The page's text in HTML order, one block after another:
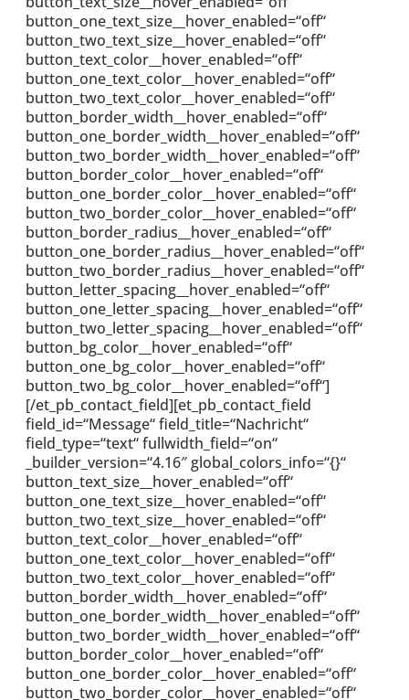
button_one_text_size__hover_enabled=“off“
button_two_text_size__hover_enabled=“off“
button_text_color__hover_enabled=“off“
button_one_text_color__hover_enabled=“off“
button_two_text_color__hover_enabled=“off“
button_border_width__hover_enabled=“off“
button_one_border_width__hover_enabled=“off“
button_two_border_width__hover_enabled=“off“
button_border_color__hover_enabled=“off“
button_one_border_color__hover_enabled=“off“
button_two_border_color__hover_enabled=“off“
button_border_radius__hover_enabled=“off“
button_one_border_radius__hover_enabled=“off“
button_two_border_radius__hover_enabled=“off“
button_letter_spacing__hover_enabled=“off“
button_one_letter_spacing__hover_enabled=“off“
button_two_letter_spacing__hover_enabled=“off“
button_bg_color__hover_enabled=“off“
button_one_bg_color__hover_enabled=“off“
button_two_bg_color__hover_enabled=“off“]
[/et_pb_contact_field][et_pb_contact_field
field_id=“Message“ field_title=“Nachricht“
field_type=“text“ fullwidth_field=“on“
_builder_version=“4.16″ global_colors_info=“{}“
button_text_size__hover_enabled=“off“
button_one_text_size__hover_enabled=“off“
button_two_text_size__hover_enabled=“off“
button_text_color__hover_enabled=“off“
button_one_text_color__hover_enabled=“off“
button_two_text_color__hover_enabled=“off“
button_border_width__hover_enabled=“off“
button_one_border_width__hover_enabled=“off“
button_two_border_width__hover_enabled=“off“
button_border_color__hover_enabled=“off“
button_one_border_color__hover_enabled=“off“
button_two_border_color__hover_enabled=“off“